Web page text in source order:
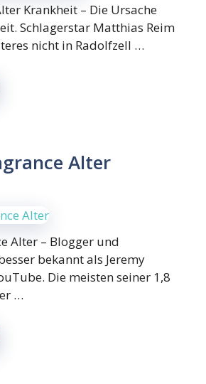
Krankheit – Die Ursache
Schlagerstar Matthias Reim
nicht in Radolfzell …
Alter
Alter – Blogger und
bekannt als Jeremy
Die meisten seiner 1,8
…